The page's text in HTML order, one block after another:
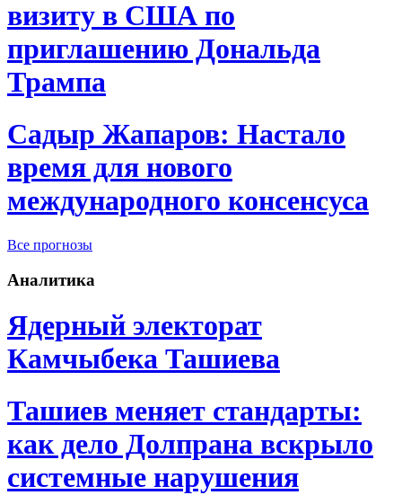
визиту в США по
приглашению Дональда
Трампа
Садыр Жапаров: Настало
время для нового
международного консенсуса
Все прогнозы
Аналитика
Ядерный электорат
Камчыбека Ташиева
Ташиев меняет стандарты:
как дело Долпрана вскрыло
системные нарушения